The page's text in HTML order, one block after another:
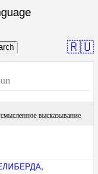
🇷🇺
высказывание
,